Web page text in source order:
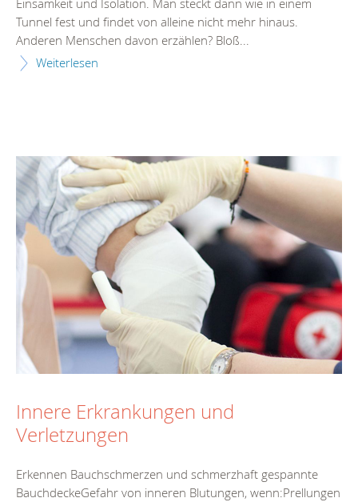
Einsamkeit und Isolation. Man steckt dann wie in einem
Tunnel fest und findet von alleine nicht mehr hinaus.
Anderen Menschen davon erzählen? Bloß...
Weiterlesen
Innere Erkrankungen und
Verletzungen
Erkennen Bauchschmerzen und schmerzhaft gespannte
BauchdeckeGefahr von inneren Blutungen, wenn:Prellungen